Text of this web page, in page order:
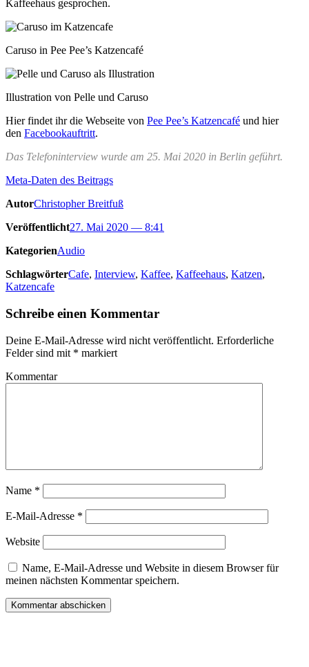
Kaffeehaus gesprochen.
Caruso in Pee Pee’s Katzencafé
Illustration von Pelle und Caruso
Hier findet ihr die Webseite von Pee Pee’s Katzencafé und hier
den Facebookauftritt.
Das Telefoninterview wurde am 25. Mai 2020 in Berlin geführt.
Meta-Daten des Beitrags
AutorChristopher Breitfuß
Veröffentlicht27. Mai 2020 — 8:41
KategorienAudio
SchlagwörterCafe, Interview, Kaffee, Kaffeehaus, Katzen,
Katzencafe
Schreibe einen Kommentar
Deine E-Mail-Adresse wird nicht veröffentlicht. Erforderliche
Felder sind mit * markiert
Kommentar
Name *
E-Mail-Adresse *
Website
Name, E-Mail-Adresse und Website in diesem Browser für
meinen nächsten Kommentar speichern.